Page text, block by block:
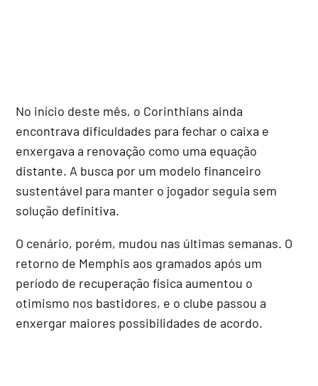
No início deste mês, o Corinthians ainda
encontrava dificuldades para fechar o caixa e
enxergava a renovação como uma equação
distante. A busca por um modelo financeiro
sustentável para manter o jogador seguia sem
solução definitiva.
O cenário, porém, mudou nas últimas semanas. O
retorno de Memphis aos gramados após um
período de recuperação física aumentou o
otimismo nos bastidores, e o clube passou a
enxergar maiores possibilidades de acordo.